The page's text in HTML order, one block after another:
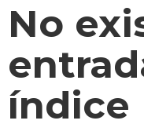
No
índice